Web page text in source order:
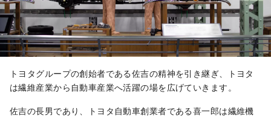
トヨタグループの創始者である佐吉の精神を引き継ぎ、トヨタ
は繊維産業から自動車産業へ活躍の場を広げていきます。
佐吉の長男であり、トヨタ自動車創業者である喜一郎は繊維機